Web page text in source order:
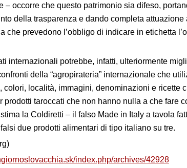
– occorre che questo patrimonio sia difeso,
della trasparenza e dando completa attuazione
che prevedono l’obbligo di indicare in etichetta
internazionali potrebbe, infatti, ulteriormente
della “agropirateria” internazionale che
colori, località, immagini, denominazioni e ricette
prodotti taroccati che non hanno nulla a che fare
la Coldiretti – il falso Made in Italy a tavola
due prodotti alimentari di tipo italiano su tre.
index.php/archives/42928